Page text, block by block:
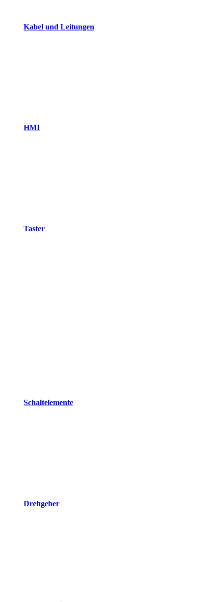
Kabel und Leitungen
HMI
Taster
Schaltelemente
Drehgeber